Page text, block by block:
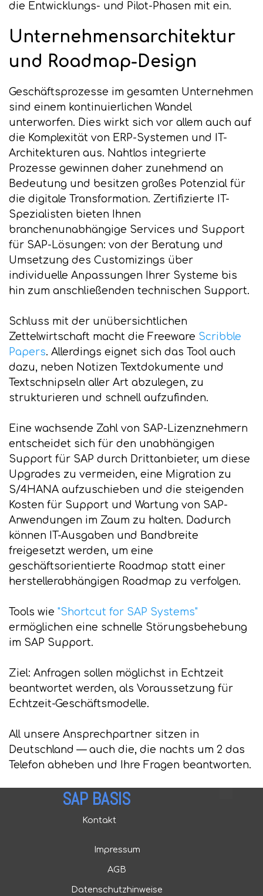
die Entwicklungs- und Pilot-Phasen mit ein.
Unternehmensarchitektur
und Roadmap-Design
Geschäftsprozesse im gesamten Unternehmen
sind einem kontinuierlichen Wandel
unterworfen. Dies wirkt sich vor allem auch auf
die Komplexität von ERP-Systemen und IT-
Architekturen aus. Nahtlos integrierte
Prozesse gewinnen daher zunehmend an
Bedeutung und besitzen großes Potenzial für
die digitale Transformation. Zertifizierte IT-
Spezialisten bieten Ihnen
branchenunabhängige Services und Support
für SAP-Lösungen: von der Beratung und
Umsetzung des Customizings über
individuelle Anpassungen Ihrer Systeme bis
hin zum anschließenden technischen Support.
Schluss mit der unübersichtlichen
Zettelwirtschaft macht die Freeware Scribble
Papers. Allerdings eignet sich das Tool auch
dazu, neben Notizen Textdokumente und
Textschnipseln aller Art abzulegen, zu
strukturieren und schnell aufzufinden.
Eine wachsende Zahl von SAP-Lizenznehmern
entscheidet sich für den unabhängigen
Support für SAP durch Drittanbieter, um diese
Upgrades zu vermeiden, eine Migration zu
S/4HANA aufzuschieben und die steigenden
Kosten für Support und Wartung von SAP-
Anwendungen im Zaum zu halten. Dadurch
können IT-Ausgaben und Bandbreite
freigesetzt werden, um eine
geschäftsorientierte Roadmap statt einer
herstellerabhängigen Roadmap zu verfolgen.
Tools wie "Shortcut for SAP Systems"
ermöglichen eine schnelle Störungsbehebung
im SAP Support.
Ziel: Anfragen sollen möglichst in Echtzeit
beantwortet werden, als Voraussetzung für
Echtzeit-Geschäftsmodelle.
All unsere Ansprechpartner sitzen in
Deutschland — auch die, die nachts um 2 das
Telefon abheben und Ihre Fragen beantworten.
Kontakt
Impressum
AGB
Datenschutzhinweise
SAP BASIS